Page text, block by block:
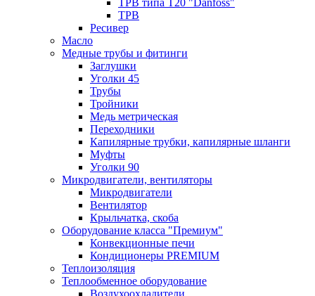
ТРВ типа Т20 "Danfoss"
ТРВ
Ресивер
Масло
Медные трубы и фитинги
Заглушки
Уголки 45
Трубы
Тройники
Медь метрическая
Переходники
Капилярные трубки, капилярные шланги
Муфты
Уголки 90
Микродвигатели, вентиляторы
Микродвигатели
Вентилятор
Крыльчатка, скоба
Оборудование класса "Премиум"
Конвекционные печи
Кондиционеры PREMIUM
Теплоизоляция
Теплообменное оборудование